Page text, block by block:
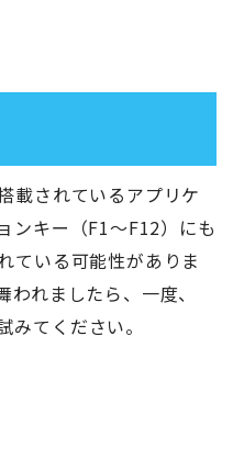
載されているアプリケ
ンキー（F1～F12）にも
ている可能性がありま
れましたら、一度、
みてください。